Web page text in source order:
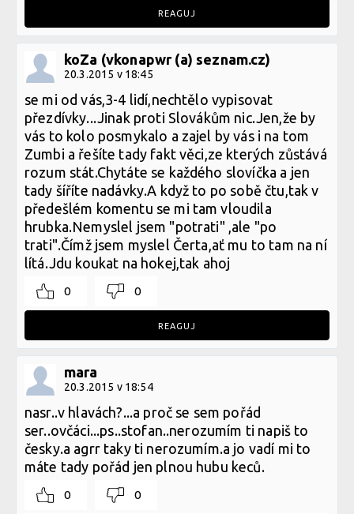
REAGUJ
koZa (vkonapwr (a) seznam.cz)
20.3.2015 v 18:45
se mi od vás,3-4 lidí,nechtělo vypisovat
přezdívky...Jinak proti Slovákům nic.Jen,že by
vás to kolo posmykalo a zajel by vás i na tom
Zumbi a řešíte tady fakt věci,ze kterých zůstává
rozum stát.Chytáte se každého slovíčka a jen
tady šíříte nadávky.A když to po sobě čtu,tak v
předešlém komentu se mi tam vloudila
hrubka.Nemyslel jsem "potrati" ,ale "po
trati".Čímž jsem myslel Čerta,ať mu to tam na ní
lítá.Jdu koukat na hokej,tak ahoj
0 0
REAGUJ
mara
20.3.2015 v 18:54
nasr..v hlavách?...a proč se sem pořád
ser..ovčáci...ps..stofan..nerozumím ti napiš to
česky.a agrr taky ti nerozumím.a jo vadí mi to
máte tady pořád jen plnou hubu keců.
0 0